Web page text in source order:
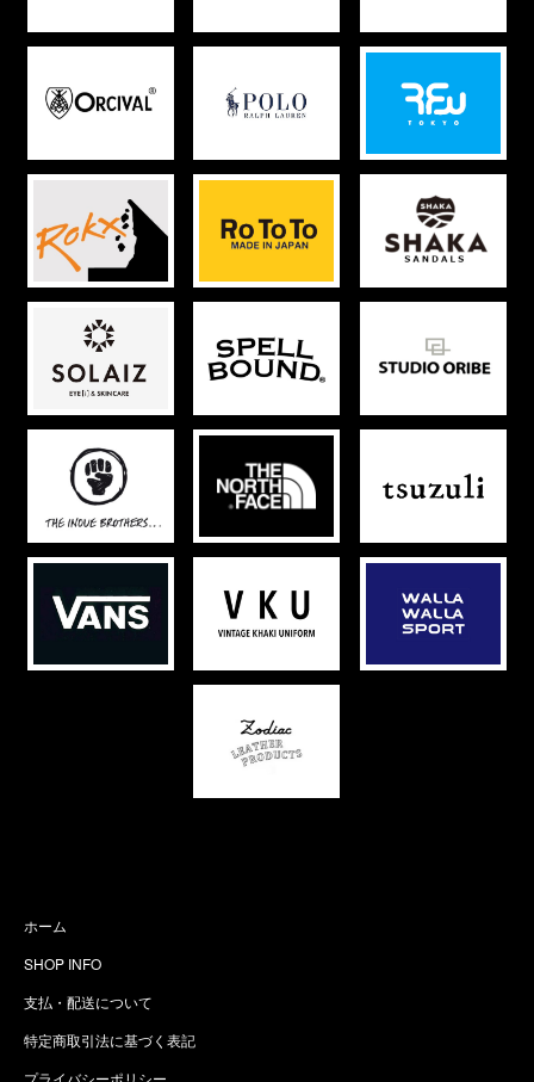
ホーム
SHOP INFO
支払・配送について
特定商取引法に基づく表記
プライバシーポリシー